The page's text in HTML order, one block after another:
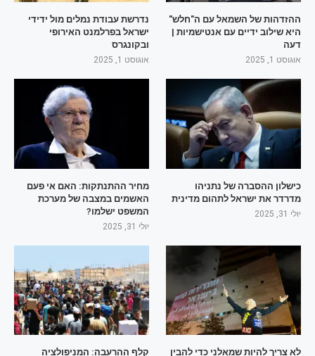
ההזדהות של השמאל עם ה"חלש"
היא שילוב ידיים עם אנטישמיות |
דעה
אוגוסט 1, 2025
נדרשת עבודת נמלים מול ידידי
ישראל בפרלמנט האירופי
ובקונגרס
אוגוסט 1, 2025
כישלון ההסברה של נתניהו
מדרדר את ישראל לתהום מדינית
יולי 31, 2025
מחיר ההתנתקות: האם אי פעם
האשמים במצבה של מערכת
המשפט ישלמו?
יולי 31, 2025
לא צריך להיות שמאלני כדי להבין
קלף ההרעבה: המניפולציה